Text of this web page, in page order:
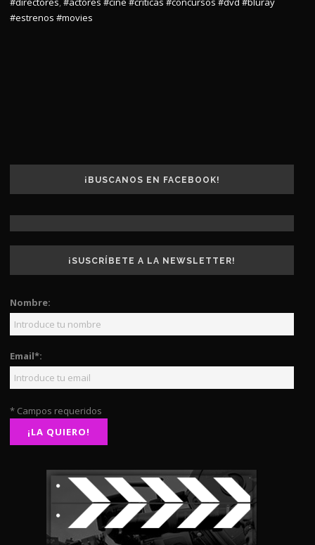
#estrenos #movies
¡BUSCANOS EN FACEBOOK!
¡SUSCRÍBETE A LA NEWSLETTER!
Nombre:
Email*:
* Campos requeridos